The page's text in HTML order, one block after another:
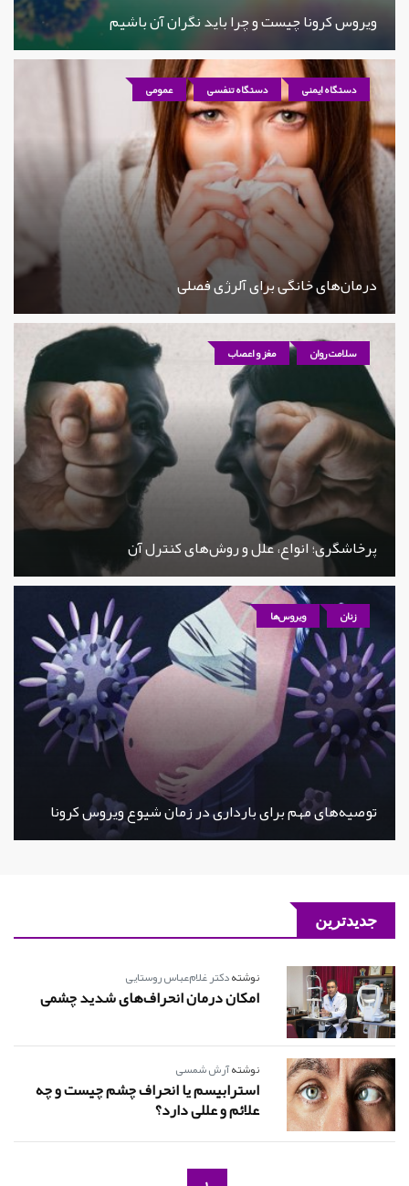
ویروس کرونا چیست و چرا باید نگران آن باشیم
دستگاه ایمنی دستگاه تنفسی عمومی
درمان‌های خانگی برای آلرژی فصلی
سلامت روان مغز و اعصاب
پرخاشگری؛ انواع، علل و روش‌های کنترل آن
زنان ویروس‌ها
توصیه‌های مهم برای بارداری در زمان شیوع ویروس کرونا
جدیدترین
نوشتهدکتر غلام‌عباس روستایی
امکان درمان انحراف‌های شدید چشمی
نوشتهآرش شمسی
استرابیسم یا انحراف چشم چیست و چه
علائم و عللی دارد؟